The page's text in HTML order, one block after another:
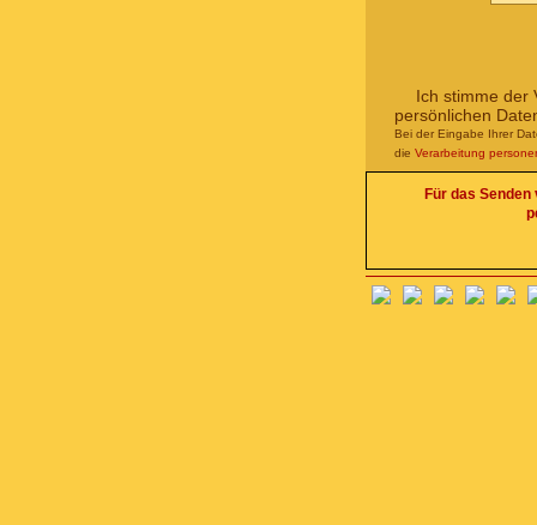
Ich stimme der
persönlichen
Bei der Eingabe Ihrer
die Verarbeitung
Für das